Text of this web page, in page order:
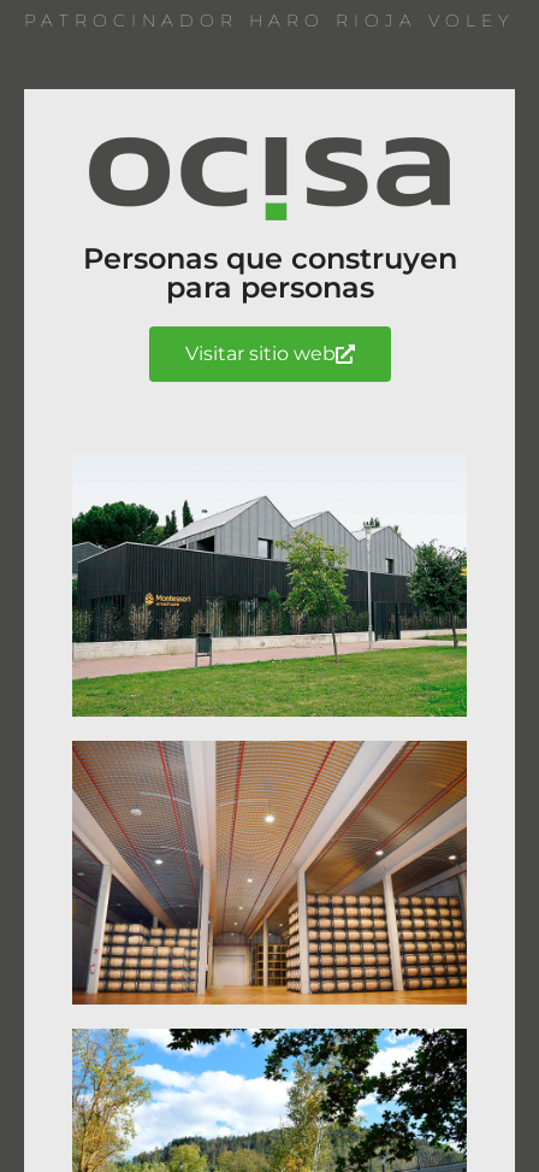
PATROCINADOR HARO RIOJA VOLEY
Personas que construyen
para personas
Visitar sitio web